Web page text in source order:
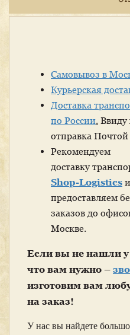
Самовывоз в
Курьерская
Доставка
по России. Ввиду
отправка
Рекомендуем
доставку
Shop-Logistics и
предоставляем
заказов до
Москве.
Если вы не нашли у
что вам нужно –
изготовим вам
на заказ!
У нас вы найдете